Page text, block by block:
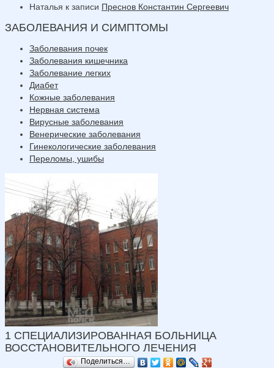
Наталья к записи Преснов Константин Сергеевич
ЗАБОЛЕВАНИЯ И СИМПТОМЫ
Заболевания почек
Заболевания кишечника
Заболевание легких
Диабет
Кожные заболевания
Нервная система
Вирусные заболевания
Венерические заболевания
Гинекологические заболевания
Переломы, ушибы
1 СПЕЦИАЛИЗИРОВАННАЯ БОЛЬНИЦА
ВОССТАНОВИТЕЛЬНОГО ЛЕЧЕНИЯ
Поделиться…